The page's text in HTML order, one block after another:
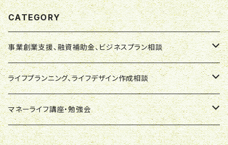
CATEGORY
事業創業支援、融資補助金、ビジネスプラン相談
事業創業支援相談
融資補助金相談
ビジネスプラン相談
ライフプランニング、ライフデザイン作成相談
ライフプランニング作成相談
ライフデザイン作成相談
マネーライフ講座・勉強会
マネーライフ講座